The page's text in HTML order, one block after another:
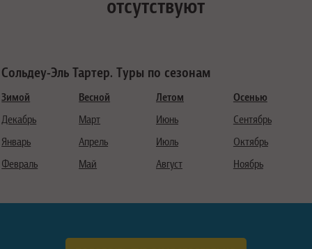
отсутствуют
Сольдеу-Эль Тартер. Туры по сезонам
Зимой
Декабрь
Январь
Февраль
Весной
Март
Апрель
Май
Летом
Июнь
Июль
Август
Осенью
Сентябрь
Октябрь
Ноябрь